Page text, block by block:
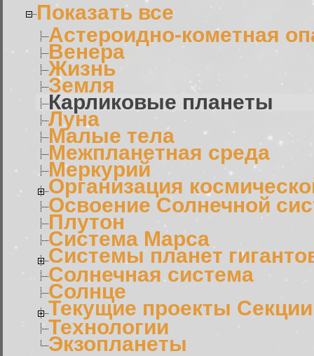
Показать все
Астероидно-кометная
Венера
Жизнь
Земля
Карликовые планеты
Луна
Малые тела
Межпланетная среда
Меркурий
Организация
Освоение Солнечной
Плутон
Система Марса
Системы планет
Солнечная система
Солнце
Текущие проекты Секции
Технологии
Экзопланеты